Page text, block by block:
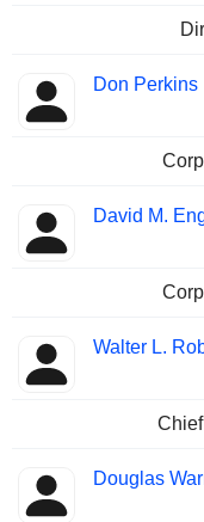
Don Perkins
David M.
Walter L.
Douglas